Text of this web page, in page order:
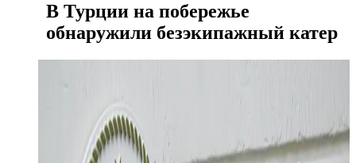
В Турции на побережье
обнаружили безэкипажный катер